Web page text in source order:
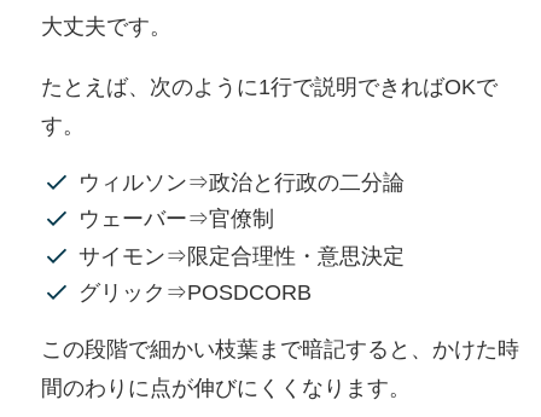
大丈夫です。
たとえば、次のように1行で説明できればOKで
す。
ウィルソン⇒政治と行政の二分論
ウェーバー⇒官僚制
サイモン⇒限定合理性・意思決定
グリック⇒POSDCORB
この段階で細かい枝葉まで暗記すると、かけた時
間のわりに点が伸びにくくなります。